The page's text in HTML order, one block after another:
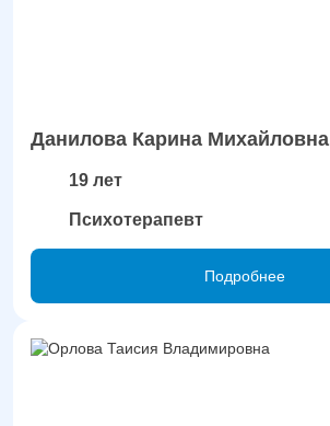
Данилова Карина Михайловна
19 лет
Психотерапевт
Подробнее